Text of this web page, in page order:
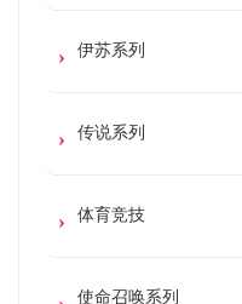
伊苏系列
传说系列
体育竞技
使命召唤系列